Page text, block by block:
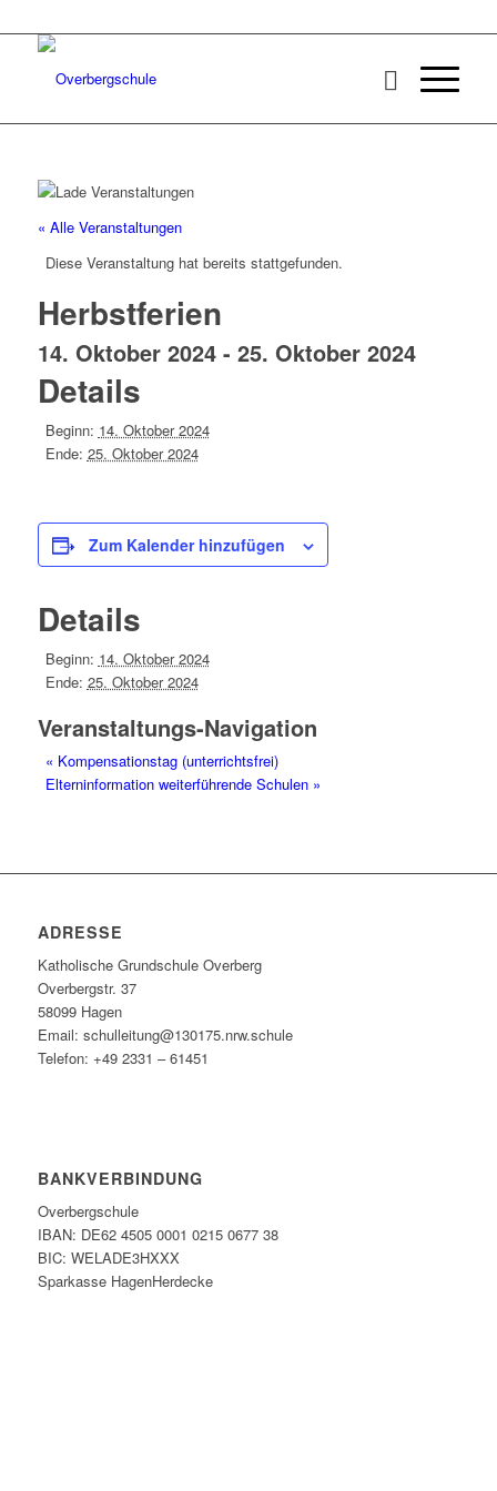
« Alle Veranstaltungen
Diese Veranstaltung hat bereits stattgefunden.
Herbstferien
14. Oktober 2024- 25. Oktober 2024
Details
Beginn: 14. Oktober 2024
Ende: 25. Oktober 2024
Zum Kalender hinzufügen
Details
Beginn: 14. Oktober 2024
Ende: 25. Oktober 2024
Veranstaltungs-Navigation
« Kompensationstag (unterrichtsfrei)
Elterninformation weiterführende Schulen »
ADRESSE
Katholische Grundschule Overberg
Overbergstr. 37
58099 Hagen
Email: schulleitung@130175.nrw.schule
Telefon: +49 2331 – 61451
BANKVERBINDUNG
Overbergschule
IBAN: DE62 4505 0001 0215 0677 38
BIC: WELADE3HXXX
Sparkasse HagenHerdecke